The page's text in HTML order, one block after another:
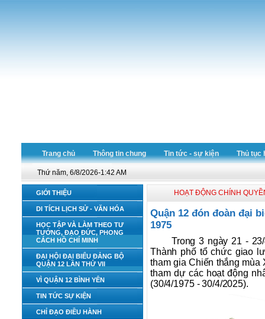
Trang chủ Thông tin chung Tin tức - sự kiện Thủ tục
Thứ năm, 6/8/2026-1:42 AM
GIỚI THIỆU
DI TÍCH LỊCH SỬ - VĂN HÓA
HỌC TẬP VÀ LÀM THEO TƯ
TƯỞNG, ĐẠO ĐỨC, PHONG
CÁCH HỒ CHÍ MINH
ĐẠI HỘI ĐẠI BIỂU ĐẢNG BỘ
QUẬN 12 LẦN THỨ VII
VÌ QUẬN 12 BÌNH YÊN
TIN TỨC SỰ KIỆN
CHỈ ĐẠO ĐIỀU HÀNH
HOẠT ĐỘNG CHÍNH
Quận 12 đón đoàn đại
1975
Trong 3 ngày 21 -
Thành phố tổ chức giao
tham gia Chiến thắng
tham dự các hoạt động
(30/4/1975 - 30/4/2025).